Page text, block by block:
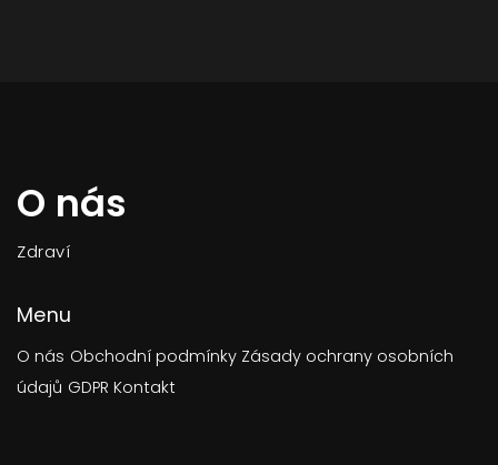
O nás
Zdraví
Menu
O nás Obchodní podmínky Zásady ochrany osobních
údajů GDPR Kontakt